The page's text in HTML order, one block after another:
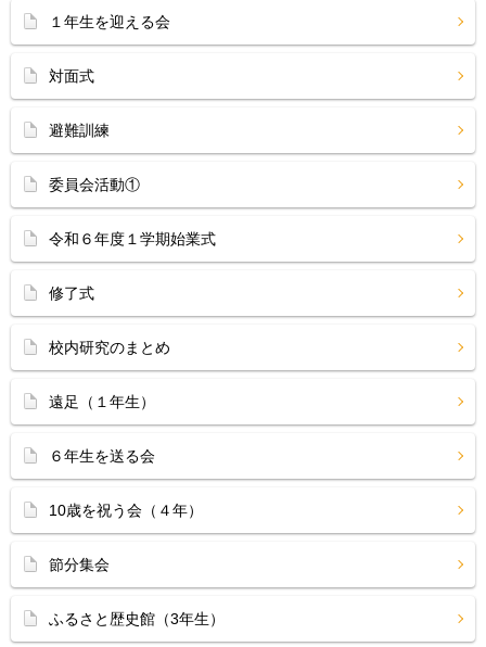
１年生を迎える会
対面式
避難訓練
委員会活動①
令和６年度１学期始業式
修了式
校内研究のまとめ
遠足（１年生）
６年生を送る会
10歳を祝う会（４年）
節分集会
ふるさと歴史館（3年生）